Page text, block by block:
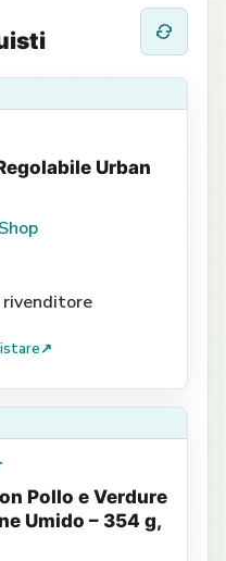
Urban
↗
Pollo e Verdure
Umido – 354 g,